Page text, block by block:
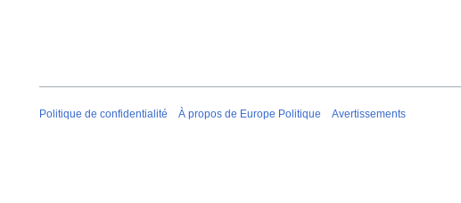
Politique de confidentialité À propos de Europe Politique Avertissements